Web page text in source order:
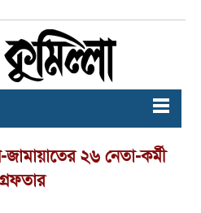
২৬ নেতা-কর্মী